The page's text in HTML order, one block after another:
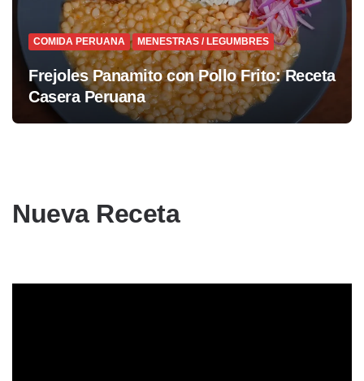
COMIDA PERUANA MENESTRAS / LEGUMBRES
Frejoles Panamito con Pollo Frito: Receta
Casera Peruana
Nueva Receta